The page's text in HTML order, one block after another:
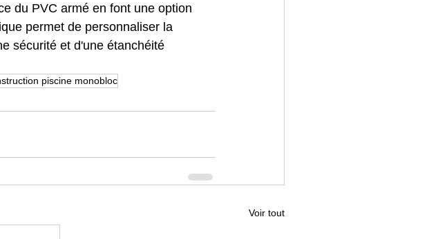
du PVC armé en font une option
permet de personnaliser la
sécurité et d'une étanchéité
piscine monobloc
Voir tout